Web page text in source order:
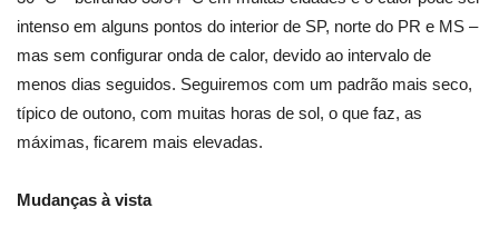
intenso em alguns pontos do interior de SP, norte do PR e MS –
mas sem configurar onda de calor, devido ao intervalo de
menos dias seguidos. Seguiremos com um padrão mais seco,
típico de outono, com muitas horas de sol, o que faz, as
máximas, ficarem mais elevadas.
Mudanças à vista